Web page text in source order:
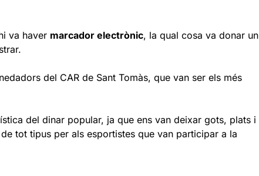
va haver marcador electrònic, la qual cosa va donar un
del CAR de Sant Tomàs, que van ser els més
del dinar popular, ja que ens van deixar gots, plats i
tot tipus per als esportistes que van participar a la